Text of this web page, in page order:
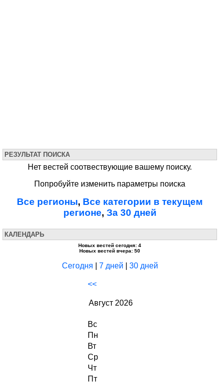
РЕЗУЛЬТАТ ПОИСКА
Нет вестей соотвествующие вашему поиску.
Попробуйте изменить параметры поиска
Все регионы, Все категории в текущем
регионе, За 30 дней
КАЛЕНДАРЬ
Новых вестей сегодня: 4
Новых вестей вчера: 50
Сегодня 7 дней 30 дней
<<
Август 2026
Вс
Пн
Вт
Ср
Чт
Пт